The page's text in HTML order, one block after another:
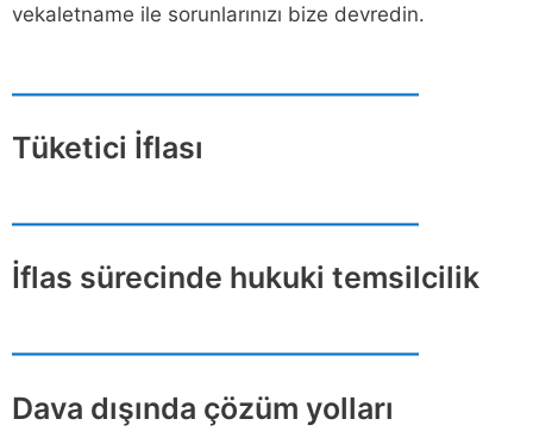
vekaletname ile sorunlarınızı bize devredin.
Tüketici İflası
İflas sürecinde hukuki temsilcilik
Dava dışında çözüm yolları